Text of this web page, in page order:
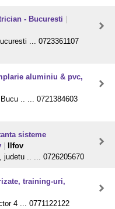
- Bucuresti
... 0723361107
aluminiu & pvc,
.. ... 0721384603
sisteme
Ilfov
judetu .. ... 0726205670
training-uri,
4 ... 0771122122